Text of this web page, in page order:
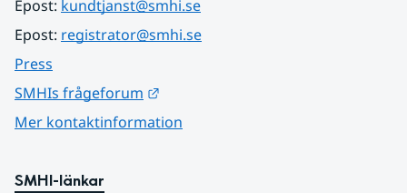
Epost: kundtjanst@smhi.se
Epost: registrator@smhi.se
Press
SMHIs frågeforum
Mer kontaktinformation
SMHI-länkar